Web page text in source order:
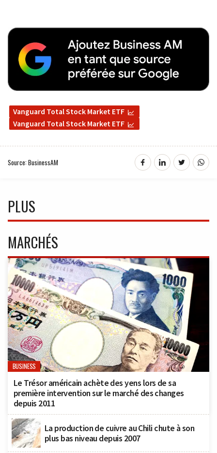
Vanguard Total Stock Market ETF
Vanguard Total Stock Market ETF
Source: BusinessAM
PLUS
MARCHÉS
BUSINESS
Le Trésor américain achète des yens lors de sa
première intervention sur le marché des changes
depuis 2011
La production de cuivre au Chili chute à son
plus bas niveau depuis 2007